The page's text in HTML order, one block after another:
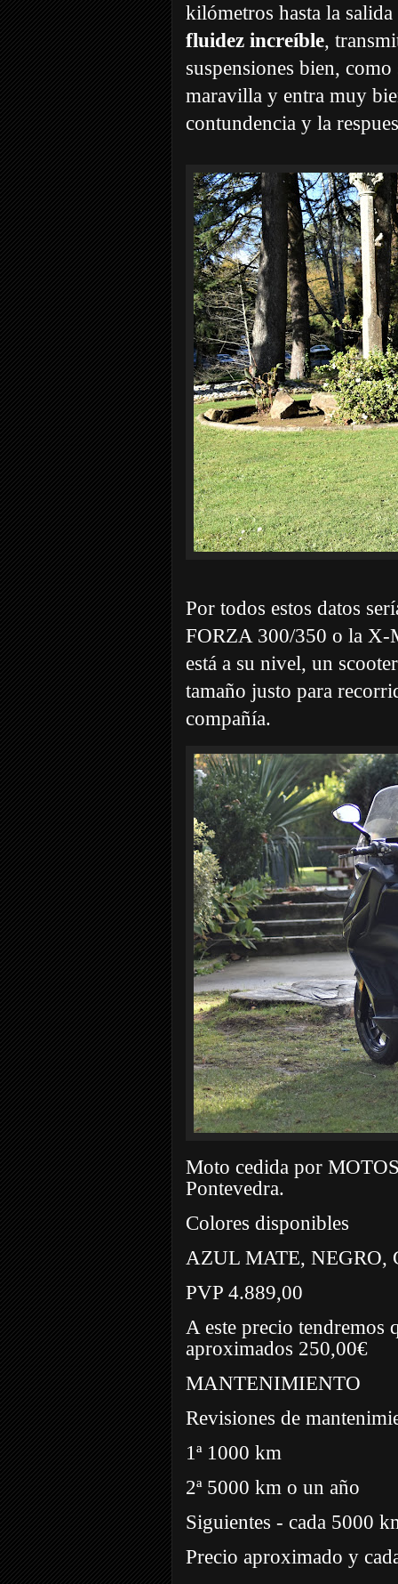
kilómetros hasta la
fluidez increíble,
suspensiones bien,
maravilla y entra muy
contundencia y la
Por todos estos datos
FORZA 300/350 o la X-
está a su nivel, un
tamaño justo para
compañía.
Moto cedida por
Pontevedra.
Colores disponibles
AZUL MATE, NEGRO,
PVP 4.889,00
A este precio tendremos
aproximados 250,00€
MANTENIMIENTO
Revisiones de
1ª 1000 km
2ª 5000 km o un año
Siguientes - cada 5000
Precio aproximado y